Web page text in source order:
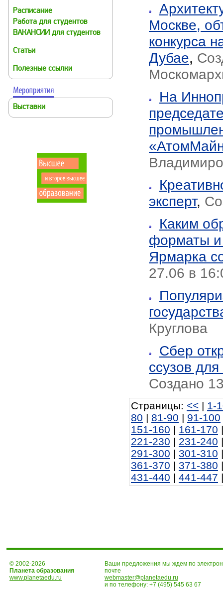
Расписание
Работа для студентов
ВАКАНСИИ для студентов
Статьи
Полезные ссылки
Выставки
Москве,
конкурса
Дубае,
На
эксперт,
Каким
форматы и
Ярмарка
27.06 в
Круглова
Сбер
ссузов
Создано
Страницы: << | 1-
80 | 81-90 | 91-100
151-160 | 161-170 |
221-230 | 231-240 |
291-300 | 301-310 |
361-370 | 371-380 |
431-440 | 441-447 |
© 2002-2026
Планета образования
www.planetaedu.ru
Ваши предложения мы ждем по
почте
webmaster@planetaedu.ru
и по телефону: +7 (495) 545 63 67